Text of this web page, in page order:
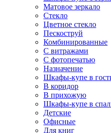
Матовое зеркало
Стекло
Цветное стекло
Пескоструй
Комбинированные
С витражами
С фотопечатью
Назначение
Шкафы-купе в
В коридор
В прихожую
Шкафы-купе в
Детские
Офисные
Для книг